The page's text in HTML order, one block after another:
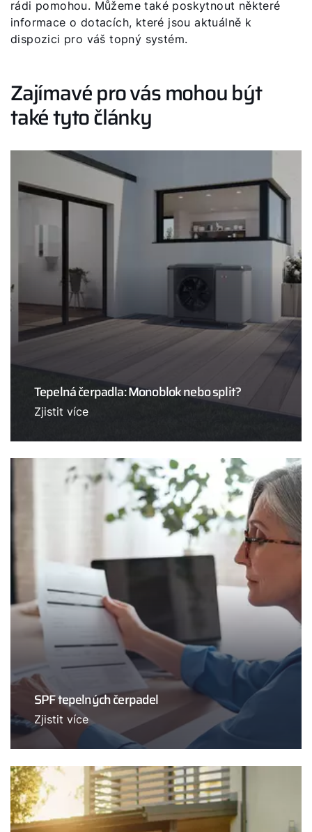
rádi pomohou. Můžeme také poskytnout některé
informace o dotacích, které jsou aktuálně k
dispozici pro váš topný systém.
Zajímavé pro vás mohou být
také tyto články
Tepelná čerpadla: Monoblok nebo split?
Zjistit více
SPF tepelných čerpadel
Zjistit více